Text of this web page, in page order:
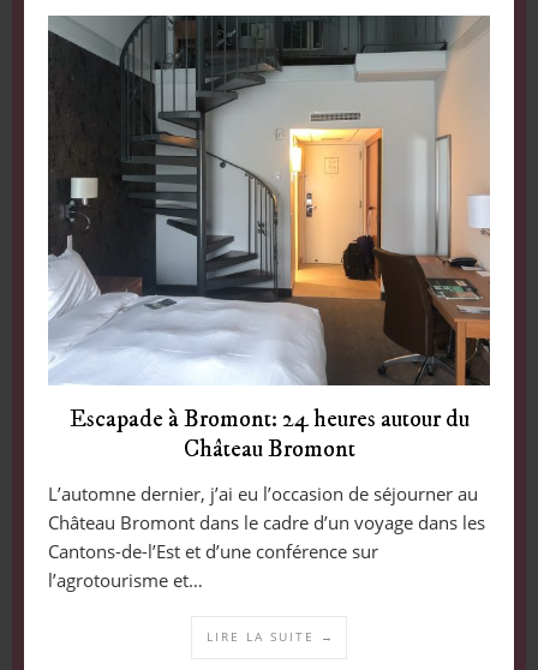
Escapade à Bromont: 24 heures autour du
Château Bromont
L’automne dernier, j’ai eu l’occasion de séjourner au
Château Bromont dans le cadre d’un voyage dans les
Cantons-de-l’Est et d’une conférence sur
l’agrotourisme et…
LIRE LA SUITE →